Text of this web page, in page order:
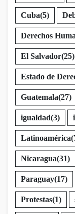
Cuba(5)
Derechos
El Salvador(25)
Estado de
Guatemala(27)
igualdad(3)
Latinoamérica
Nicaragua(31)
Paraguay(17)
Protestas(1)